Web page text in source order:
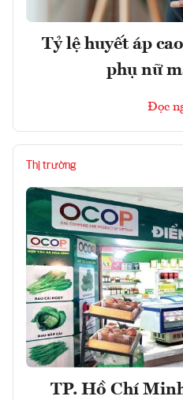
Tỷ lệ huyết áp
phụ nữ
Đọc
Thị trường
TP. Hồ Chí